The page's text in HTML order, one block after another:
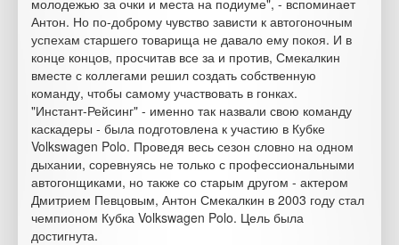
Антон. Но по-доброму чувство зависти к автогоночным
успехам старшего товарища не давало ему покоя. И в
конце концов, просчитав все за и против, Смекалкин
вместе с коллегами решил создать собственную
команду, чтобы самому участвовать в гонках.
"Инстант-Рейсинг" - именно так назвали свою команду
каскадеры - была подготовлена к участию в Кубке
Volkswagen Polo. Проведя весь сезон словно на одном
дыхании, соревнуясь не только с профессиональными
автогонщиками, но также со старым другом - актером
Дмитрием Певцовым, Антон Смекалкин в 2003 году стал
чемпионом Кубка Volkswagen Polo. Цель была
достигнута.